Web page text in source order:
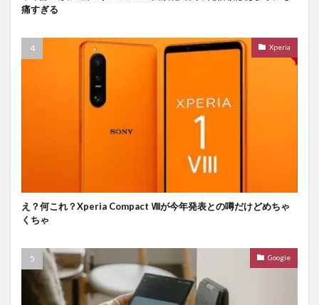
痛すぎる
Xperia
え？何これ？Xperia Compact Ⅷが今年発表との噂だけどめちゃ
くちゃ
Google